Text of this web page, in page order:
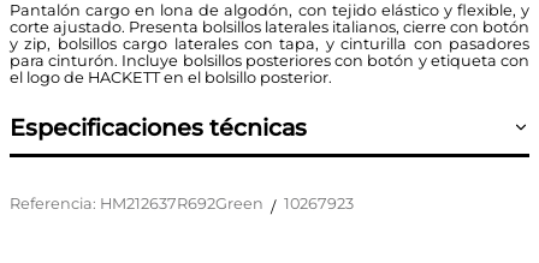
Pantalón cargo en lona de algodón, con tejido elástico y flexible, y
corte ajustado. Presenta bolsillos laterales italianos, cierre con botón
y zip, bolsillos cargo laterales con tapa, y cinturilla con pasadores
para cinturón. Incluye bolsillos posteriores con botón y etiqueta con
el logo de HACKETT en el bolsillo posterior.
Especificaciones técnicas
Referencia: HM212637R692Green / 10267923